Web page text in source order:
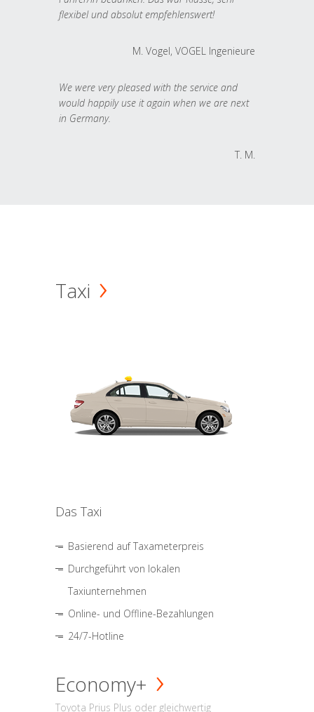
flexibel und absolut empfehlenswert!
M. Vogel, VOGEL Ingenieure
We were very pleased with the service and
would happily use it again when we are next
in Germany.
T. M.
Taxi
Das Taxi
Basierend auf Taxameterpreis
Durchgeführt von lokalen
Taxiunternehmen
Online- und Offline-Bezahlungen
24/7-Hotline
Economy+
Toyota Prius Plus oder gleichwertig